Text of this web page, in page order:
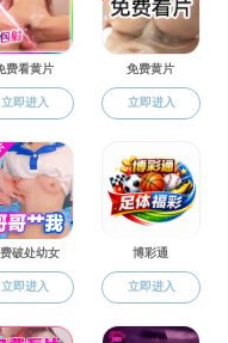
汉成人影片 官
方微信
编：710062 电话：029-